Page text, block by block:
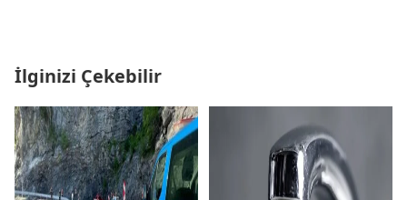
İlginizi Çekebilir